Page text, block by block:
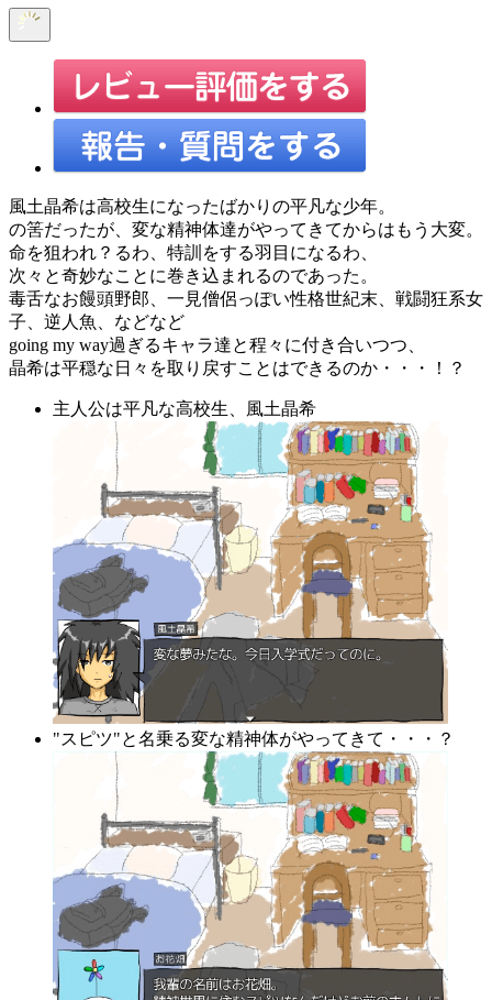
風土晶希は高校生になったばかりの平凡な少年。
の筈だったが、変な精神体達がやってきてからはもう大変。
命を狙われ？るわ、特訓をする羽目になるわ、
次々と奇妙なことに巻き込まれるのであった。
毒舌なお饅頭野郎、一見僧侶っぽい性格世紀末、戦闘狂系女
子、逆人魚、などなど
going my way過ぎるキャラ達と程々に付き合いつつ、
晶希は平穏な日々を取り戻すことはできるのか・・・！？
主人公は平凡な高校生、風土晶希
"スピツ"と名乗る変な精神体がやってきて・・・？